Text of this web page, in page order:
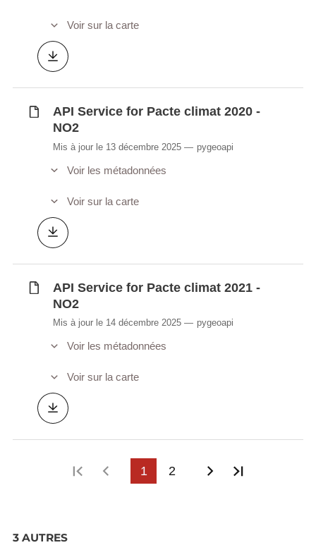
Voir sur la carte
API Service for Pacte climat 2020 -
NO2
Mis à jour le 13 décembre 2025 pygeoapi
Voir les métadonnées
Voir sur la carte
API Service for Pacte climat 2021 -
NO2
Mis à jour le 14 décembre 2025 pygeoapi
Voir les métadonnées
Voir sur la carte
Première page
Page précédente
1 2 Page suivante
3 AUTRES